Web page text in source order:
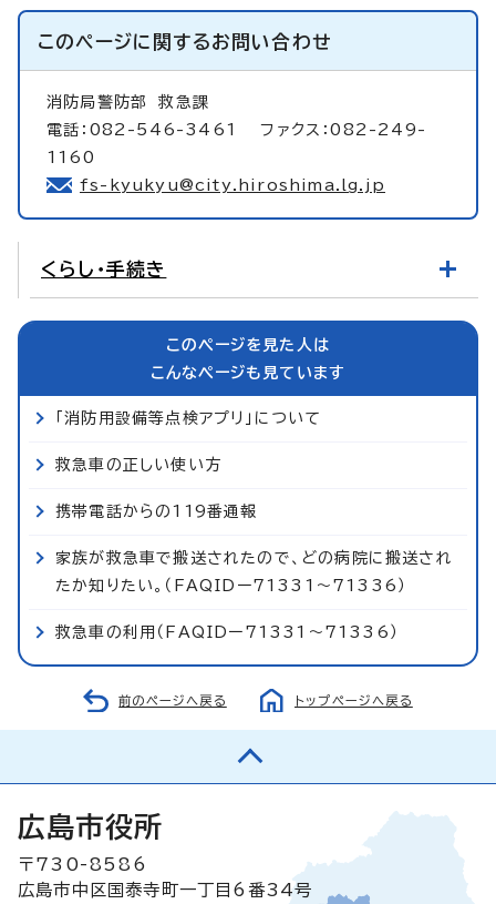
このページに関するお問い合わせ
消防局警防部救急課
電話：082-546-3461 ファクス：082-249-
1160
fs-kyukyu@city.hiroshima.lg.jp
くらし・手続き
このページを見た人は
こんなページも見ています
「消防用設備等点検アプリ」について
救急車の正しい使い方
携帯電話からの119番通報
家族が救急車で搬送されたので、どの病院に搬送され
たか知りたい。（FAQIDー71331～71336）
救急車の利用（FAQIDー71331～71336）
前のページへ戻る トップページへ戻る
広島市役所
〒730-8586
広島市中区国泰寺町一丁目6番34号